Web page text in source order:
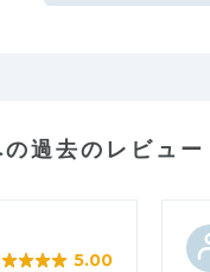
過去のレビュー
5.00